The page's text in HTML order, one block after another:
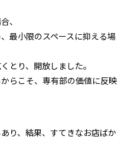
、
最小限のスペースに抑える場
とり、開放しました。
らこそ、専有部の価値に反映
り、結果、すてきなお店ばか